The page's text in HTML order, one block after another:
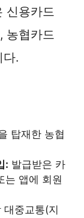
신용카드
농협카드
다.
탑재한 농협
: 발급받은 카
는 앱에 회원
대중교통(지